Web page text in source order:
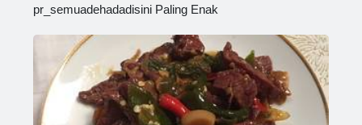
pr_semuadehadadisini Paling Enak